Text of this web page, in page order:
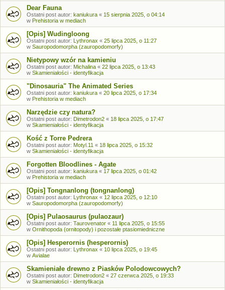
Dear Fauna
Ostatni post autor: kaniukura « 15 sierpnia 2025, o 04:14
w Prehistoria w mediach
[Opis] Wudingloong
Ostatni post autor: Lythronax « 25 lipca 2025, o 11:27
w Sauropodomorpha (zauropodomorfy)
Nietypowy wzór na kamieniu
Ostatni post autor: Michalina « 22 lipca 2025, o 13:43
w Skamieniałości - identyfikacja
"Dinosauria" The Animated Series
Ostatni post autor: kaniukura « 20 lipca 2025, o 17:34
w Prehistoria w mediach
Narzędzie czy natura?
Ostatni post autor: Dimetrodon2 « 18 lipca 2025, o 17:47
w Skamieniałości - identyfikacja
Kość z Torre Pedrera
Ostatni post autor: Motyl.11 « 18 lipca 2025, o 15:32
w Skamieniałości - identyfikacja
Forgotten Bloodlines - Agate
Ostatni post autor: kaniukura « 17 lipca 2025, o 01:42
w Prehistoria w mediach
[Opis] Tongnanlong (tongnanlong)
Ostatni post autor: Lythronax « 12 lipca 2025, o 12:10
w Sauropodomorpha (zauropodomorfy)
[Opis] Pulaosaurus (pulaozaur)
Ostatni post autor: Taurovenator « 11 lipca 2025, o 15:55
w Ornithopoda (ornitopody) i pozostałe ptasiomiedniczne
[Opis] Hesperornis (hesperornis)
Ostatni post autor: Lythronax « 10 lipca 2025, o 19:45
w Avialae
Skamieniałe drewno z Piasków Polodowcowych?
Ostatni post autor: Dimetrodon2 « 27 czerwca 2025, o 19:33
w Skamieniałości - identyfikacja